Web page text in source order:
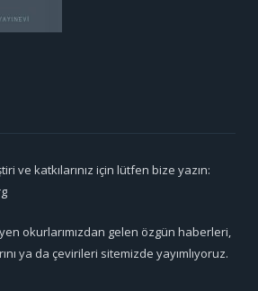
ve katkılarınız için lütfen bize yazın:
okurlarımızdan gelen özgün haberleri,
ya da çevirileri sitemizde yayımlıyoruz.